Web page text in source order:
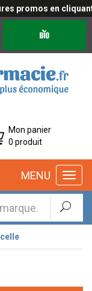
en cliquant ici
Mon panier
0 produit
MENU